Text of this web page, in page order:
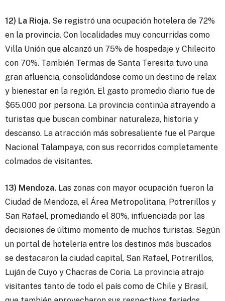
12) La Rioja. Se registró una ocupación hotelera de 72%
en la provincia. Con localidades muy concurridas como
Villa Unión que alcanzó un 75% de hospedaje y Chilecito
con 70%. También Termas de Santa Teresita tuvo una
gran afluencia, consolidándose como un destino de relax
y bienestar en la región. El gasto promedio diario fue de
$65.000 por persona. La provincia continúa atrayendo a
turistas que buscan combinar naturaleza, historia y
descanso. La atracción más sobresaliente fue el Parque
Nacional Talampaya, con sus recorridos completamente
colmados de visitantes.
13) Mendoza. Las zonas con mayor ocupación fueron la
Ciudad de Mendoza, el Área Metropolitana, Potrerillos y
San Rafael, promediando el 80%, influenciada por las
decisiones de último momento de muchos turistas. Según
un portal de hotelería entre los destinos más buscados
se destacaron la ciudad capital, San Rafael, Potrerillos,
Luján de Cuyo y Chacras de Coria. La provincia atrajo
visitantes tanto de todo el país como de Chile y Brasil,